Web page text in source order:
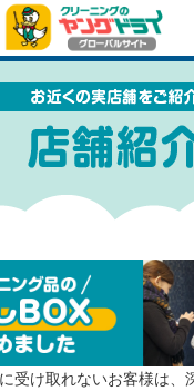
グドライ
受け取れないお客様は、